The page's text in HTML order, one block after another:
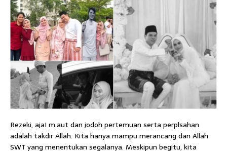
Rezeki, ajaI m.aut dan jodoh pertemuan serta perplsahan
adalah takdir Allah. Kita hanya mampu merancang dan Allah
SWT yang menentukan segalanya. Meskipun begitu, kita